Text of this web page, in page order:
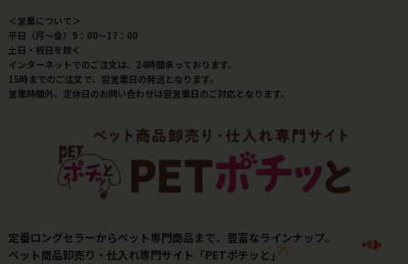
＜営業について＞
平日（月～金）9：00～17：00
土日・祝日を除く
インターネットでのご注文は、24時間承っております。
15時までのご注文で、翌営業日の発送となります。
営業時間外、定休日のお問い合わせは翌営業日のご対応となります。
定番ロングセラーからペット専門商品まで、豊富なラインナップ。
ペット商品卸売り・仕入れ専門サイト「PETポチッと」